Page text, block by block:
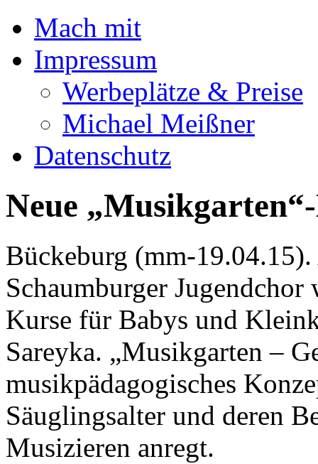
Mach mit
Impressum
Werbeplätze & Preise
Michael Meißner
Datenschutz
Neue
Bückeburg (mm-
Schaumburger
Kurse für Babys und
Sareyka. „Musikgarten –
musikpädagogisches
Säuglingsalter und deren
Musizieren anregt.